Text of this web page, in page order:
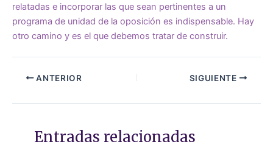
relatadas e incorporar las que sean pertinentes a un
programa de unidad de la oposición es indispensable. Hay
otro camino y es el que debemos tratar de construir.
ANTERIOR SIGUIENTE
Entradas relacionadas